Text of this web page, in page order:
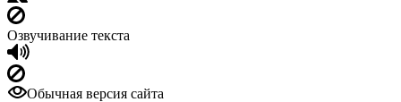
Озвучивание текста
Обычная версия сайта